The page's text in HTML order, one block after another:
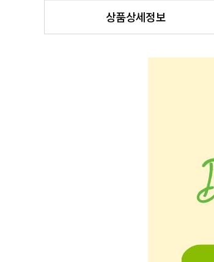
상품상세정보